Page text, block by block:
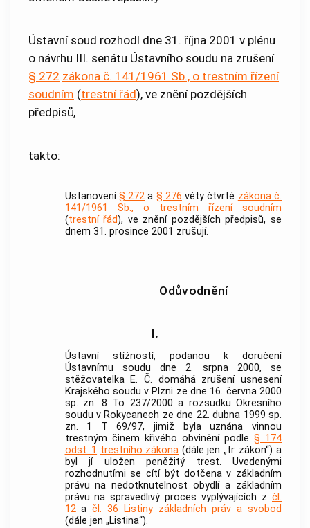
Ústavní soud rozhodl dne 31. října 2001 v plénu
o návrhu III. senátu Ústavního soudu na zrušení
§ 272 zákona č. 141/1961 Sb., o trestním řízení
soudním (trestní řád), ve znění pozdějších
předpisů,
takto:
Ustanovení§ 272 a § 276 věty čtvrté zákona č.
141/1961 Sb., o trestním řízení soudním
(trestní řád), ve znění pozdějších předpisů, se
dnem 31. prosince 2001 zrušují.
Odůvodnění
I.
Ústavní stížností, podanou k doručení
Ústavnímu soudu dne 2. srpna 2000, se
stěžovatelka E. Č. domáhá zrušení usnesení
Krajského soudu v Plzni ze dne 16. června 2000
sp. zn. 8 To 237/2000 a rozsudku Okresního
soudu v Rokycanech ze dne 22. dubna 1999 sp.
zn. 1 T 69/97, jimiž byla uznána vinnou
trestným činem křivého obvinění podle § 174
odst. 1 trestního zákona (dále jen „tr. zákon“) a
byl jí uložen peněžitý trest. Uvedenými
rozhodnutími se cítí být dotčena v základním
právu na nedotknutelnost obydlí a základním
právu na spravedlivý proces vyplývajících z čl.
12ačl. 36
Listiny základních práv a svobod
(dále jen „Listina“).